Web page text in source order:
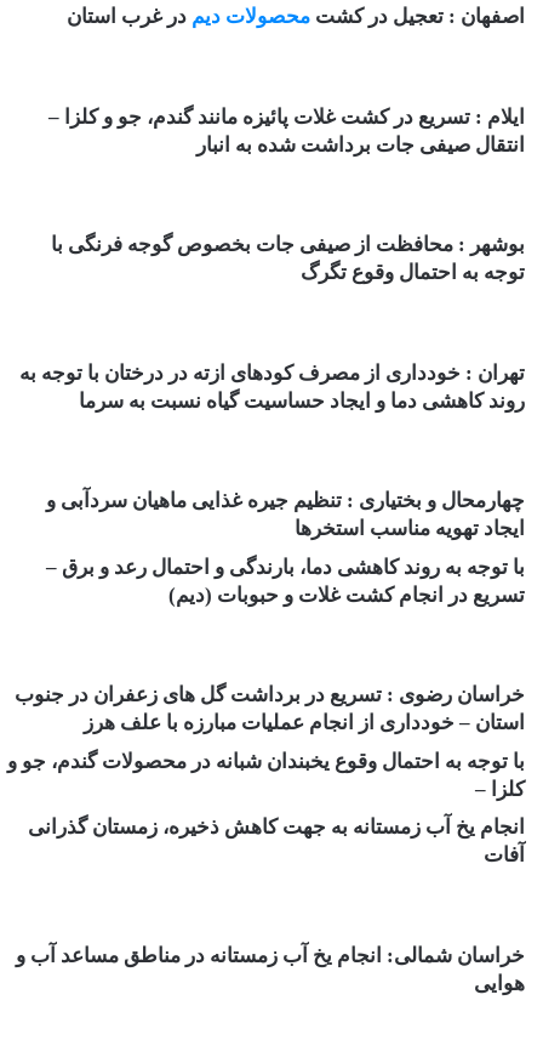
اصفهان : تعجیل در کشت محصولات دیم در غرب استان
ایلام : تسریع در کشت غلات پائیزه مانند گندم، جو و کلزا –
انتقال صیفی جات برداشت شده به انبار
بوشهر : محافظت از صیفی جات بخصوص گوجه فرنگی با
توجه به احتمال وقوع تگرگ
تهران : خودداری از مصرف کودهای ازته در درختان با توجه به
روند کاهشی دما و ایجاد حساسیت گیاه نسبت به سرما
چهارمحال و بختیاری : تنظیم جیره غذایی ماهیان سردآبی و
ایجاد تهویه مناسب استخرها
با توجه به روند کاهشی دما، بارندگی و احتمال رعد و برق –
تسریع در انجام کشت غلات و حبوبات (دیم)
خراسان رضوی : تسریع در برداشت گل های زعفران در جنوب
استان – خودداری از انجام عملیات مبارزه با علف هرز
با توجه به احتمال وقوع یخبندان شبانه در محصولات گندم، جو و
کلزا –
انجام یخ آب زمستانه به جهت کاهش ذخیره، زمستان گذرانی
آفات
خراسان شمالی: انجام یخ آب زمستانه در مناطق مساعد آب و
هوایی